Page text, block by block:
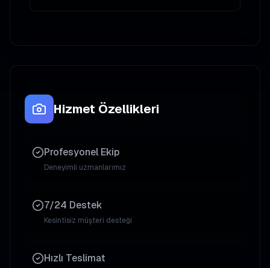
Hizmet Özellikleri
Profesyonel Ekip
Deneyimli uzmanlarımız
7/24 Destek
Kesintisiz müşteri desteği
Hızlı Teslimat